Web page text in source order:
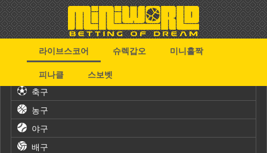
라이브스코어 슈렉갑오
미니홀짝
피나클
스보벳
축구
농구
야구
배구